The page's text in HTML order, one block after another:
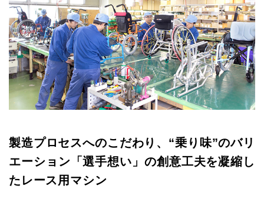
製造プロセスへのこだわり、“乗り味”のバリ
エーション 「選手想い」の創意工夫を凝縮し
たレース用マシン